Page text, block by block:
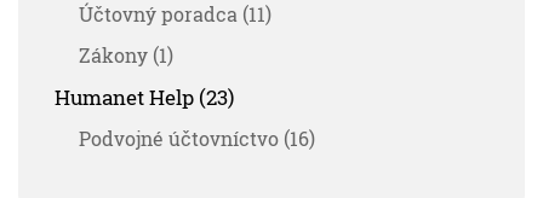
Účtovný poradca (11)
Zákony (1)
Humanet Help (23)
Podvojné účtovníctvo (16)